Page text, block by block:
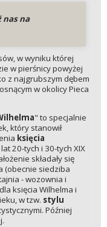
nas na
w wyniku której
w pierśnicy powyżej
z najgrubszym dębem
w okolicy Pieca
" to specjalnie
który stanowił
księcia
lat 20-tych i 30-tych XIX
składały się
(obecnie siedziba
- wozownia i
księcia Wilhelma i
w tzw. stylu
Później